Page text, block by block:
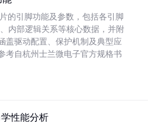
的引脚功能及参数，包括各引脚
内部逻辑关系等核心数据，并附
盖驱动配置、保护机制及典型应
考自杭州士兰微电子官方规格书
性能分析